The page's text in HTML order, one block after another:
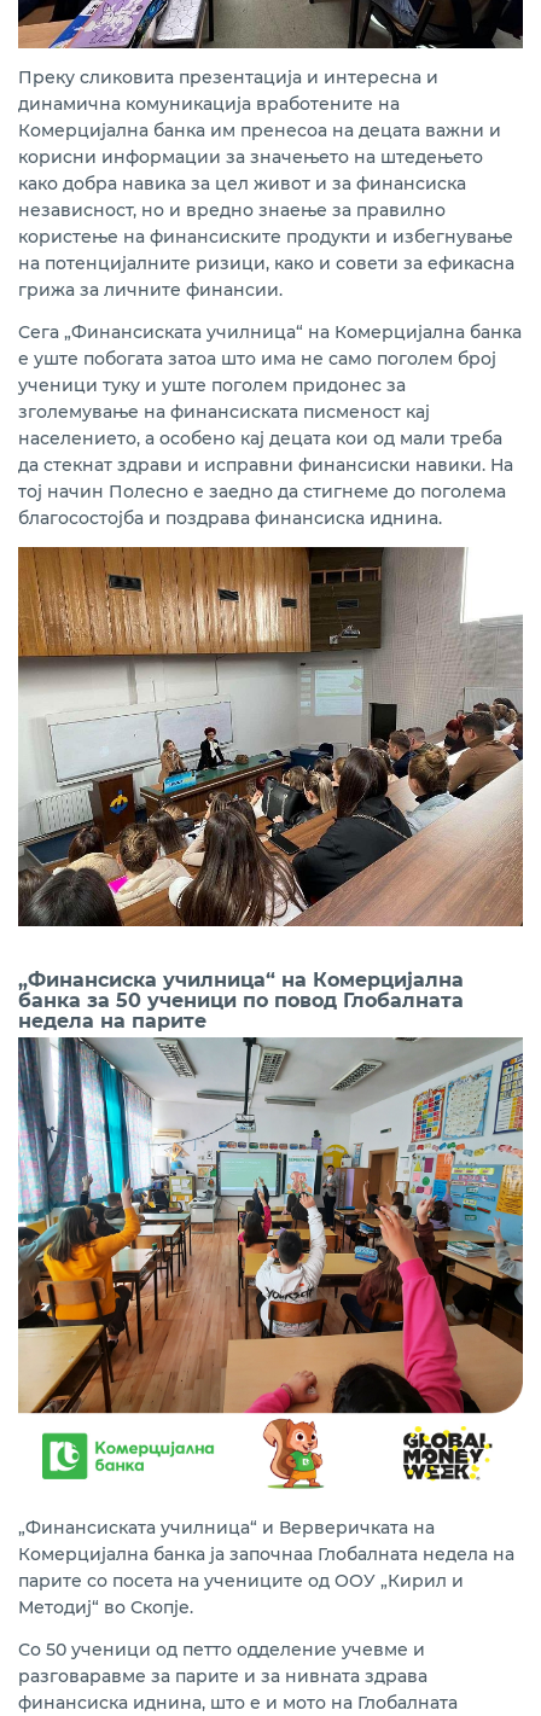
Преку сликовита презентација и интересна и
динамична комуникација вработените на
Комерцијална банка им пренесоа на децата важни и
корисни информации за значењето на штедењето
како добра навика за цел живот и за финансиска
независност, но и вредно знаење за правилно
користење на финансиските продукти и избегнување
на потенцијалните ризици, како и совети за ефикасна
грижа за личните финансии.
Сега „Финансиската училница“ на Комерцијална банка
е уште побогата затоа што има не само поголем број
ученици туку и уште поголем придонес за
зголемување на финансиската писменост кај
населението, а особено кај децата кои од мали треба
да стекнат здрави и исправни финансиски навики. На
тој начин Полесно е заедно да стигнеме до поголема
благосостојба и поздрава финансиска иднина.
„Финансиска училница“ на Комерцијална
банка за 50 ученици по повод Глобалната
недела на парите
„Финансиската училница“ и Верверичката на
Комерцијална банка ја започнаа Глобалната недела на
парите со посета на учениците од ООУ „Кирил и
Методиј“ во Скопје.
Со 50 ученици од петто одделение учевме и
разговаравме за парите и за нивната здрава
финансиска иднина, што е и мото на Глобалната